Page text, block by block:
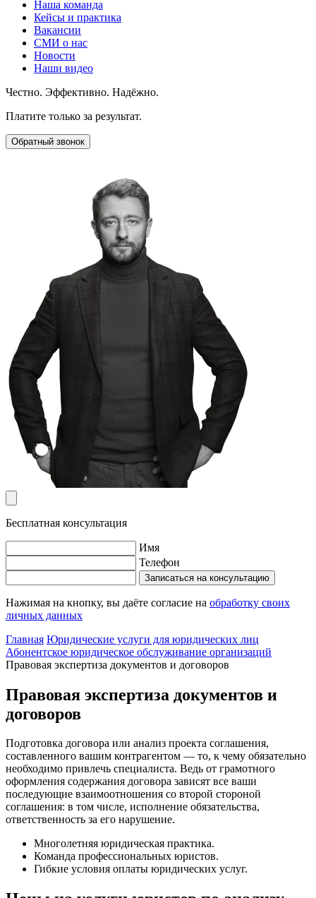
Наша команда
Кейсы и практика
Вакансии
СМИ о нас
Новости
Наши видео
Честно. Эффективно. Надёжно.
Платите только за результат.
Обратный звонок
Бесплатная консультация
Имя
Телефон
Записаться на консультацию
Нажимая на кнопку, вы даёте согласие на обработку своих
личных данных
Главная Юридические услуги для юридических лиц
Абонентское юридическое обслуживание организаций
Правовая экспертиза документов и договоров
Правовая экспертиза документов и
договоров
Подготовка договора или анализ проекта соглашения,
составленного вашим контрагентом — то, к чему обязательно
необходимо привлечь специалиста. Ведь от грамотного
оформления содержания договора зависят все ваши
последующие взаимоотношения со второй стороной
соглашения: в том числе, исполнение обязательства,
ответственность за его нарушение.
Многолетняя юридическая практика.
Команда профессиональных юристов.
Гибкие условия оплаты юридических услуг.